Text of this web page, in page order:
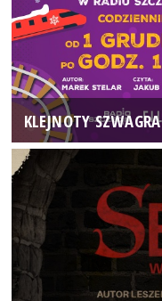
KLEJNOTY SZWAGRA